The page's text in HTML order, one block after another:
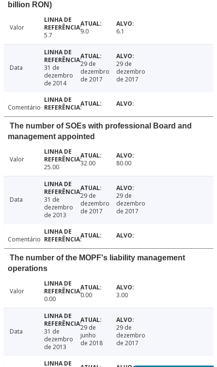
billion RON)
Valor
5.7
9.0 6.1
Data
31 de
dezembro
de 2014
29 de
dezembro
de 2017
29 de
dezembro
de 2017
Comentário
The number of SOEs with professional Board and
management appointed
Valor
25.00
32.00 80.00
Data
31 de
dezembro
de 2013
29 de
dezembro
de 2017
29 de
dezembro
de 2017
Comentário
The number of the MOPF's liability management
operations
Valor
0.00
0.00 3.00
Data
31 de
dezembro
de 2013
29 de
junho
de 2018
29 de
dezembro
de 2017